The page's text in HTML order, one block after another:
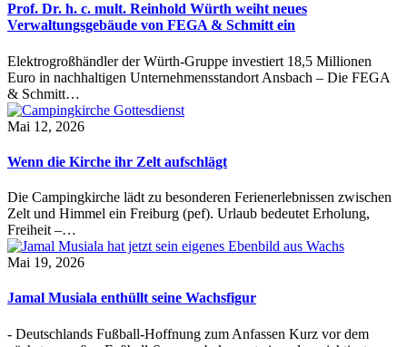
Prof. Dr. h. c. mult. Reinhold Würth weiht neues
Verwaltungsgebäude von FEGA & Schmitt ein
Elektrogroßhändler der Würth-Gruppe investiert 18,5 Millionen
Euro in nachhaltigen Unternehmensstandort Ansbach – Die FEGA
& Schmitt…
Mai 12, 2026
Wenn die Kirche ihr Zelt aufschlägt
Die Campingkirche lädt zu besonderen Ferienerlebnissen zwischen
Zelt und Himmel ein Freiburg (pef). Urlaub bedeutet Erholung,
Freiheit –…
Mai 19, 2026
Jamal Musiala enthüllt seine Wachsfigur
- Deutschlands Fußball-Hoffnung zum Anfassen Kurz vor dem